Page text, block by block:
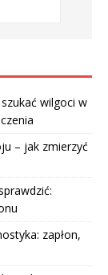
wilgoci w
– jak zmierzyć
zapłon,